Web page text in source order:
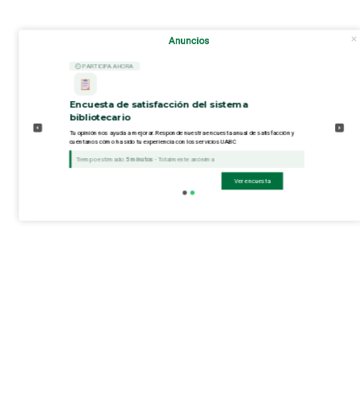
Anuncios
⏲ PARTICIPA AHORA
Encuesta de satisfacción del sistema
bibliotecario
Tu opinión nos ayuda a mejorar. Responde nuestra encuesta anual de satisfacción y
cuéntanos cómo ha sido tu experiencia con los servicios UABC
Tiempo estimado:5 minutos - Totalmente anónima
Ver encuesta